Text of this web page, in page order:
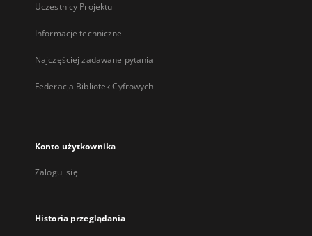
Uczestnicy Projektu
Informacje techniczne
Najczęściej zadawane pytania
Federacja Bibliotek Cyfrowych
Konto użytkownika
Zaloguj się
Historia przeglądania